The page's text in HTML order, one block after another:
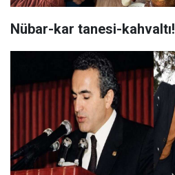
Nübar-kar tanesi-kahvaltı!